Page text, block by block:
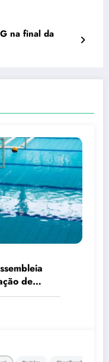
na final da
de
do rio